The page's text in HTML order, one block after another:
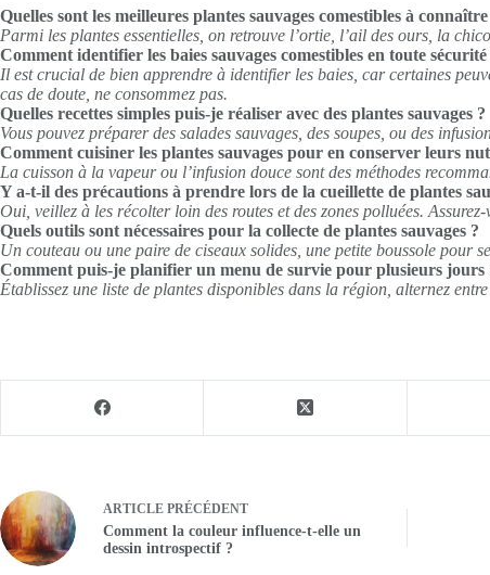
Quelles sont les meilleures plantes sauvages comestibles à
Parmi les plantes essentielles, on retrouve l’ortie, l’ail des ours, la
Comment identifier les baies sauvages comestibles en toute sécurité
Il est crucial de bien apprendre à identifier les baies, car certaines
cas de doute, ne consommez pas.
Quelles recettes simples puis-je réaliser avec des plantes sauvages ?
Vous pouvez préparer des salades sauvages, des soupes, ou des
Comment cuisiner les plantes sauvages pour en conserver leurs
La cuisson à la vapeur ou l’infusion douce sont des méthodes
Y a-t-il des précautions à prendre lors de la cueillette de plantes
Oui, veillez à les récolter loin des routes et des zones polluées.
Quels outils sont nécessaires pour la collecte de plantes sauvages ?
Un couteau ou une paire de ciseaux solides, une petite boussole pour
Comment puis-je planifier un menu de survie pour plusieurs jours
Établissez une liste de plantes disponibles dans la région, alternez
ARTICLE PRÉCÉDENT
Comment la couleur influence-t-elle un
dessin introspectif ?